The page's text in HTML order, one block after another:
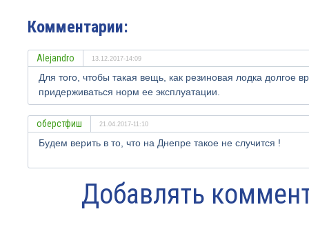
Комментарии:
Alejandro 13.12.2017-14:09
Для того, чтобы такая вещь, как резиновая лодка долгое
придерживаться норм ее эксплуатации.
оберстфиш 21.04.2017-11:10
Будем верить в то, что на Днепре такое не случится !
Добавлять